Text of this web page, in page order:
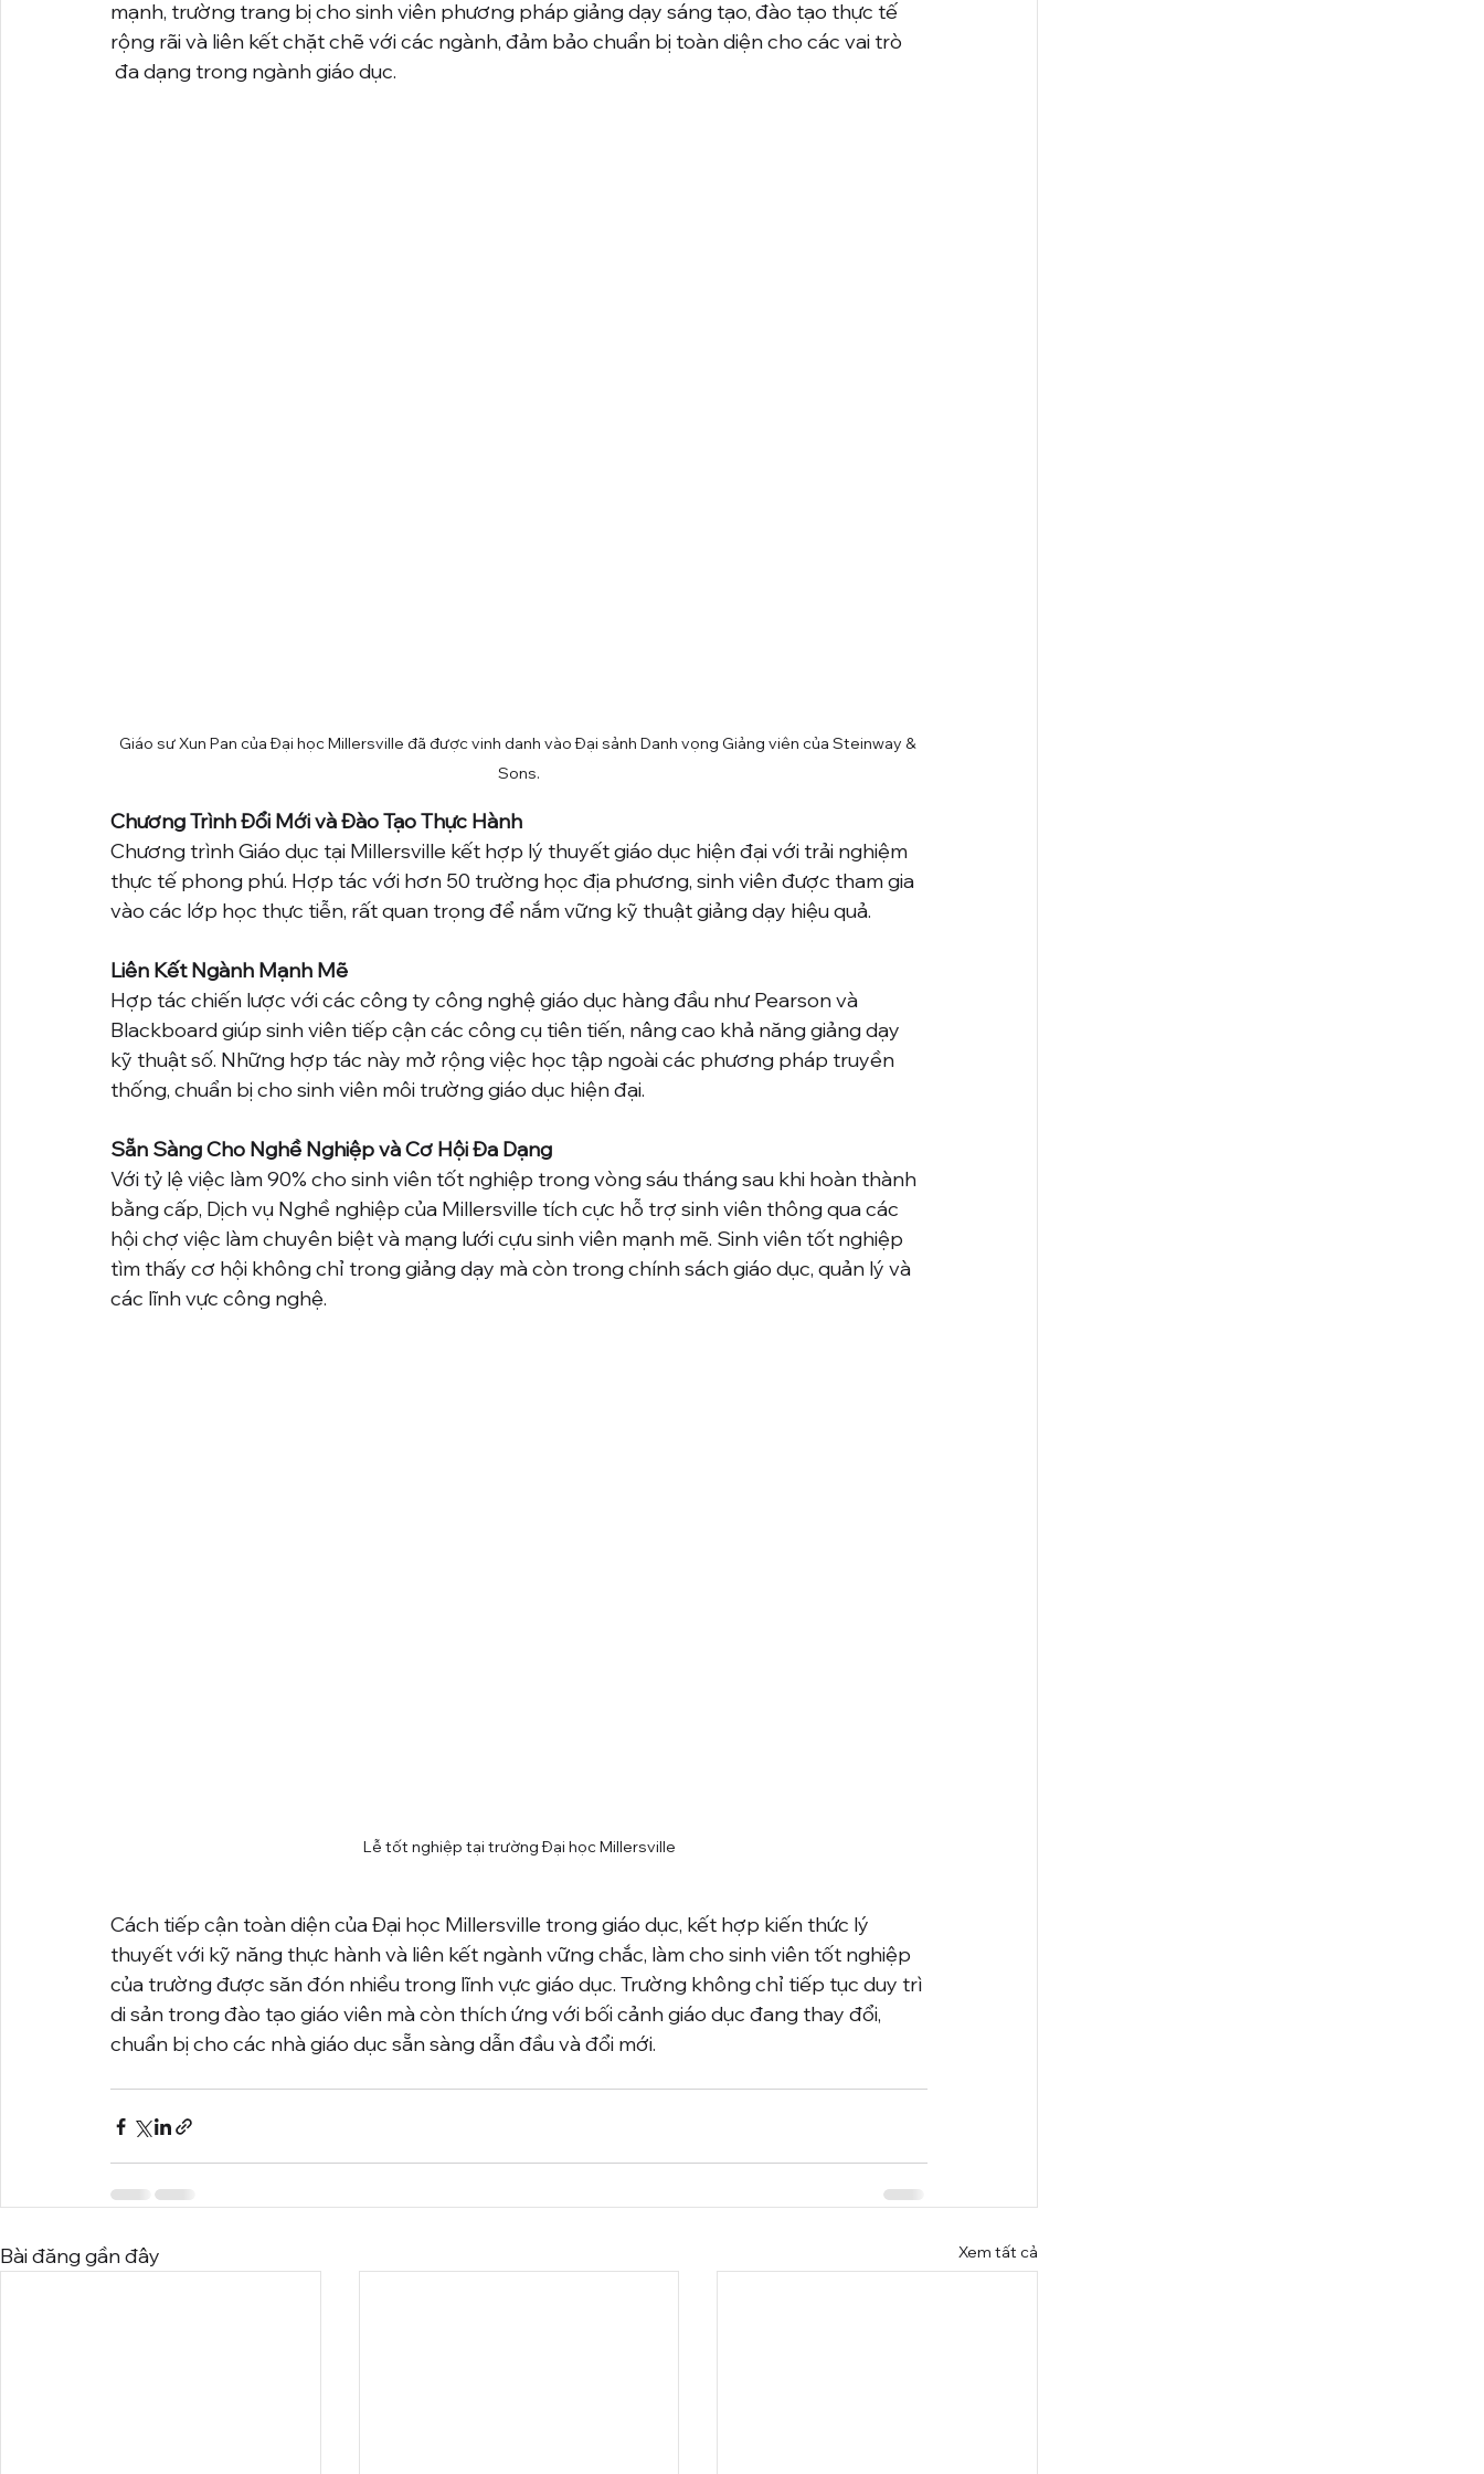
mạnh, trường trang bị cho sinh viên phương pháp giảng dạy sáng tạo, đào tạo thực tế
rộng rãi và liên kết chặt chẽ với các ngành, đảm bảo chuẩn bị toàn diện cho các vai trò
đa dạng trong ngành giáo dục.
Giáo sư Xun Pan của Đại học Millersville đã được vinh danh vào Đại sảnh Danh vọng Giảng viên của Steinway &
Sons.
Chương Trình Đổi Mới và Đào Tạo Thực Hành
Chương trình Giáo dục tại Millersville kết hợp lý thuyết giáo dục hiện đại với trải nghiệm
thực tế phong phú. Hợp tác với hơn 50 trường học địa phương, sinh viên được tham gia
vào các lớp học thực tiễn, rất quan trọng để nắm vững kỹ thuật giảng dạy hiệu quả.
Liên Kết Ngành Mạnh Mẽ
Hợp tác chiến lược với các công ty công nghệ giáo dục hàng đầu như Pearson và
Blackboard giúp sinh viên tiếp cận các công cụ tiên tiến, nâng cao khả năng giảng dạy
kỹ thuật số. Những hợp tác này mở rộng việc học tập ngoài các phương pháp truyền
thống, chuẩn bị cho sinh viên môi trường giáo dục hiện đại.
Sẵn Sàng Cho Nghề Nghiệp và Cơ Hội Đa Dạng
Với tỷ lệ việc làm 90% cho sinh viên tốt nghiệp trong vòng sáu tháng sau khi hoàn thành
bằng cấp, Dịch vụ Nghề nghiệp của Millersville tích cực hỗ trợ sinh viên thông qua các
hội chợ việc làm chuyên biệt và mạng lưới cựu sinh viên mạnh mẽ. Sinh viên tốt nghiệp
tìm thấy cơ hội không chỉ trong giảng dạy mà còn trong chính sách giáo dục, quản lý và
các lĩnh vực công nghệ.
Lễ tốt nghiệp tại trường Đại học Millersville
Cách tiếp cận toàn diện của Đại học Millersville trong giáo dục, kết hợp kiến thức lý
thuyết với kỹ năng thực hành và liên kết ngành vững chắc, làm cho sinh viên tốt nghiệp
của trường được săn đón nhiều trong lĩnh vực giáo dục. Trường không chỉ tiếp tục duy trì
di sản trong đào tạo giáo viên mà còn thích ứng với bối cảnh giáo dục đang thay đổi,
chuẩn bị cho các nhà giáo dục sẵn sàng dẫn đầu và đổi mới.
Bài đăng gần đây Xem tất cả